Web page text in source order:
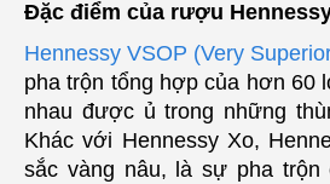
Đặc điểm của rượu
Hennessy VSOP (Very
pha trộn tổng hợp của hơn 60
nhau được ủ trong những
Khác với Hennessy Xo,
sắc vàng nâu, là sự pha